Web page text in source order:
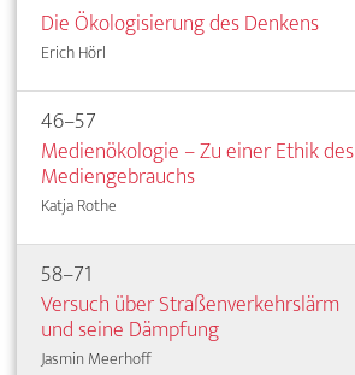
Die Ökologisierung des Denkens
Erich Hörl
46–57
Medienökologie – Zu einer Ethik des
Mediengebrauchs
Katja Rothe
58–71
Versuch über Straßenverkehrslärm
und seine Dämpfung
Jasmin Meerhoff